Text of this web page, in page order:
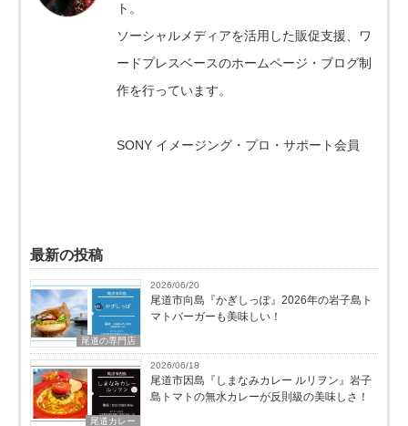
ト。
ソーシャルメディアを活用した販促支援、ワ
ードプレスベースのホームページ・ブログ制
作を行っています。
SONY イメージング・プロ・サポート会員
最新の投稿
尾道の専門店
2026/06/20
尾道市向島『かぎしっぽ』2026年の岩子島ト
マトバーガーも美味しい！
尾道カレー
2026/06/18
尾道市因島『しまなみカレー ルリヲン』岩子
島トマトの無水カレーが反則級の美味しさ！